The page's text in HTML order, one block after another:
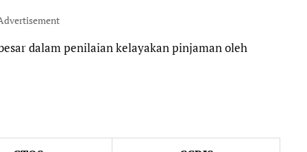
dalam penilaian kelayakan pinjaman oleh